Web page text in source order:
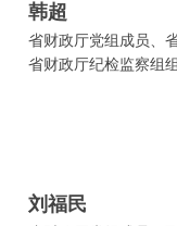
韩超
省财政厅党组成员、
省财政厅纪检监察组
刘福民